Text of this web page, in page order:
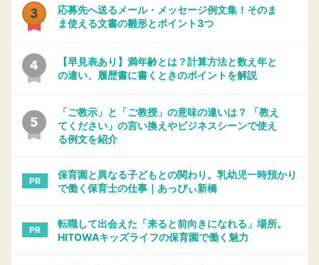
応募先へ送るメール・メッセージ例文集！そのま
ま使える文書の雛形とポイント3つ
【早見表あり】満年齢とは？計算方法と数え年と
の違い、履歴書に書くときのポイントを解説
「ご教示」と「ご教授」の意味の違いは？ 「教え
てください」の言い換えやビジネスシーンで使え
る例文を紹介
PR
保育園と異なる子どもとの関わり。乳幼児一時預かり
で働く保育士の仕事｜あっぴぃ新橋
PR
転職して出会えた「来ると前向きになれる」場所。
HITOWAキッズライフの保育園で働く魅力